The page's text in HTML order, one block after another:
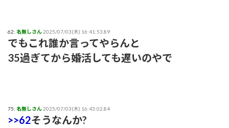
62: 名無しさん2025/07/03(木) 16:41:53.89
でもこれ誰か言ってやらんと
35過ぎてから婚活しても遅いのやで
75: 名無しさん2025/07/03(木) 16:43:02.84
>>62そうなんか?